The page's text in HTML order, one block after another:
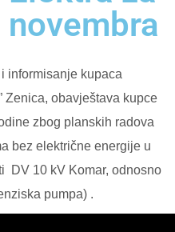
informisanje kupaca
Zenica, obavještava kupce
zbog planskih radova
bez električne energije u
DV 10 kV Komar, odnosno
pumpa) .